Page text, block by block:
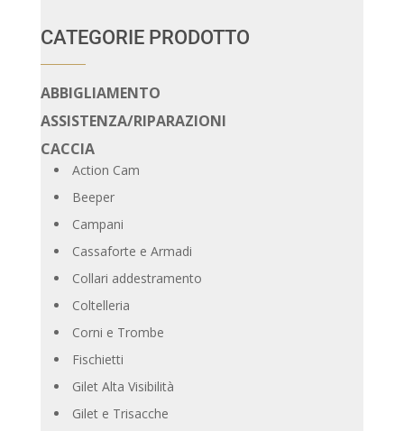
CATEGORIE PRODOTTO
ABBIGLIAMENTO
ASSISTENZA/RIPARAZIONI
CACCIA
Action Cam
Beeper
Campani
Cassaforte e Armadi
Collari addestramento
Coltelleria
Corni e Trombe
Fischietti
Gilet Alta Visibilità
Gilet e Trisacche